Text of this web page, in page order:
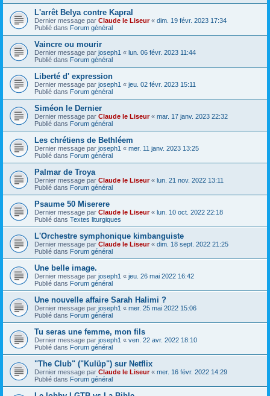
L'arrêt Belya contre Kapral
Dernier message par Claude le Liseur« dim. 19 févr. 2023 17:34
Publié dans Forum général
Vaincre ou mourir
Dernier message par joseph1 « lun. 06 févr. 2023 11:44
Publié dans Forum général
Liberté d' expression
Dernier message par joseph1 « jeu. 02 févr. 2023 15:11
Publié dans Forum général
Siméon le Dernier
Dernier message par Claude le Liseur« mar. 17 janv. 2023 22:32
Publié dans Forum général
Les chrétiens de Bethléem
Dernier message par joseph1 « mer. 11 janv. 2023 13:25
Publié dans Forum général
Palmar de Troya
Dernier message par Claude le Liseur« lun. 21 nov. 2022 13:11
Publié dans Forum général
Psaume 50 Miserere
Dernier message par Claude le Liseur« lun. 10 oct. 2022 22:18
Publié dans Textes liturgiques
L'Orchestre symphonique kimbanguiste
Dernier message par Claude le Liseur« dim. 18 sept. 2022 21:25
Publié dans Forum général
Une belle image.
Dernier message par joseph1 « jeu. 26 mai 2022 16:42
Publié dans Forum général
Une nouvelle affaire Sarah Halimi ?
Dernier message par joseph1 « mer. 25 mai 2022 15:06
Publié dans Forum général
Tu seras une femme, mon fils
Dernier message par joseph1 « ven. 22 avr. 2022 18:10
Publié dans Forum général
"The Club" ("Kulüp") sur Netflix
Dernier message par Claude le Liseur« mer. 16 févr. 2022 14:29
Publié dans Forum général